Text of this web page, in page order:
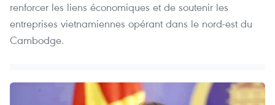
renforcer les liens économiques et de soutenir les
entreprises vietnamiennes opérant dans le nord-est du
Cambodge.